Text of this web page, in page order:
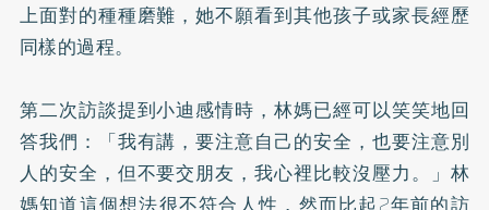
上面對的種種磨難，她不願看到其他孩子或家長經歷
同樣的過程。
第二次訪談提到小迪感情時，林媽已經可以笑笑地回
答我們：「我有講，要注意自己的安全，也要注意別
人的安全，但不要交朋友，我心裡比較沒壓力。」林